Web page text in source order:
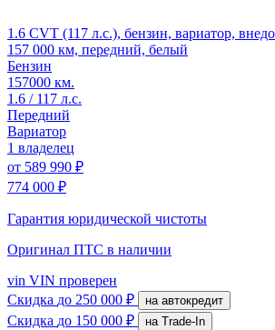
1.6 CVT (117 л.с.), бензин, вариатор,
157 000 км, передний, белый
Бензин
157000 км.
1.6 / 117 л.с.
Передний
Вариатор
1 владелец
от 589 990 ₽
774 000 ₽
Гарантия юридической чистоты
Оригинал ПТС в наличии
vin VIN проверен
Скидка до 250 000 ₽ на автокредит
Скидка до 150 000 ₽ на Trade-In